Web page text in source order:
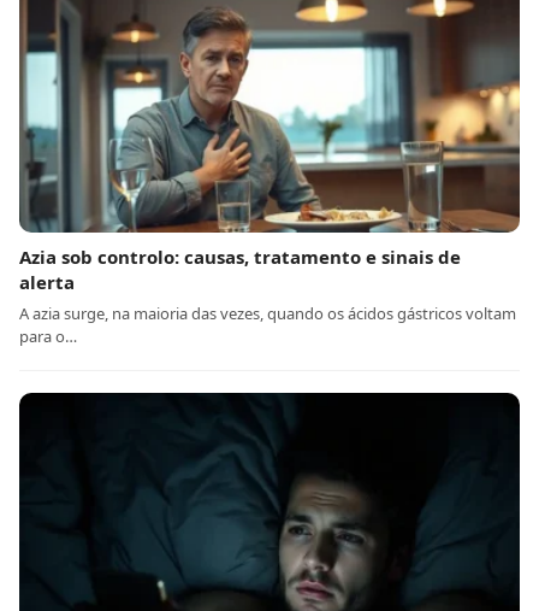
Azia sob controlo: causas, tratamento e sinais de
alerta
A azia surge, na maioria das vezes, quando os ácidos gástricos voltam
para o…